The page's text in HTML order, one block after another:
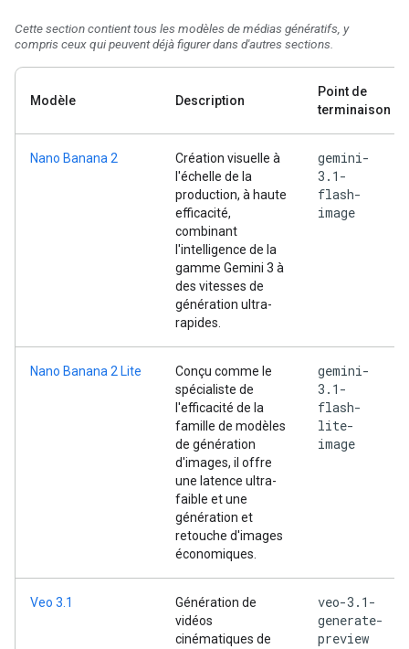
Cette section contient tous les modèles de médias génératifs, y
compris ceux qui peuvent déjà figurer dans d'autres sections.
Modèle Description
Point de
terminaison
Nano Banana 2
Création visuelle à
l'échelle de la
production, à haute
efficacité,
combinant
l'intelligence de la
gamme Gemini 3 à
des vitesses de
génération ultra-
rapides.
gemini-
3.1-
flash-
image
Nano Banana 2 Lite
Conçu comme le
spécialiste de
l'efficacité de la
famille de modèles
de génération
d'images, il offre
une latence ultra-
faible et une
génération et
retouche d'images
économiques.
gemini-
3.1-
flash-
lite-
image
Veo 3.1
Génération de
vidéos
cinématiques de
veo-3.1-
generate-
preview